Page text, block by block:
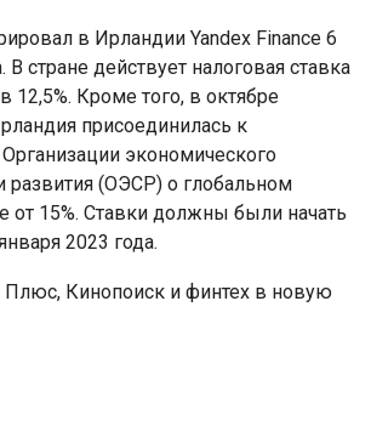
в Ирландии Yandex Finance 6
В стране действует налоговая ставка
12,5%. Кроме того, в октябре
присоединилась к
экономического
развития (ОЭСР) о глобальном
от 15%. Ставки должны были начать
2023 года.
Кинопоиск и финтех в новую